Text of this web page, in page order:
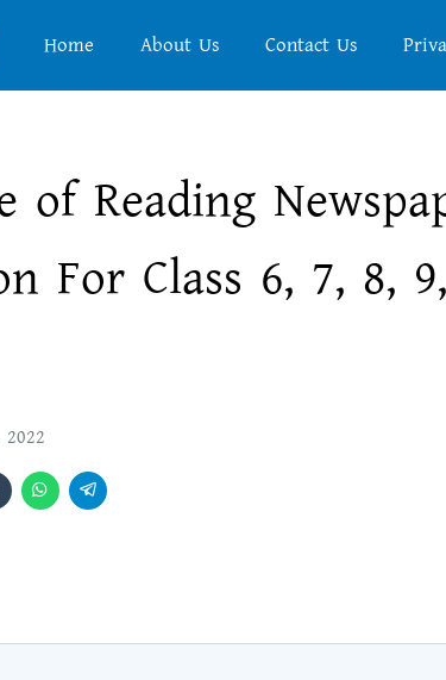
Home About Us Contact Us
of Reading
For Class 6, 7, 8,